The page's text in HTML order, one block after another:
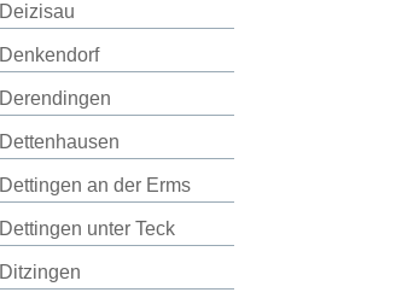
Deizisau
Denkendorf
Derendingen
Dettenhausen
Dettingen an der Erms
Dettingen unter Teck
Ditzingen